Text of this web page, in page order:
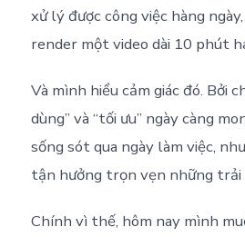
xử lý được công việc hàng
render một video dài 10 phút
Và mình hiểu cảm giác đó. Bởi
dùng” và “tối ưu” ngày càng
sống sót qua ngày làm việc,
tận hưởng trọn vẹn những trải
Chính vì thế, hôm nay mình